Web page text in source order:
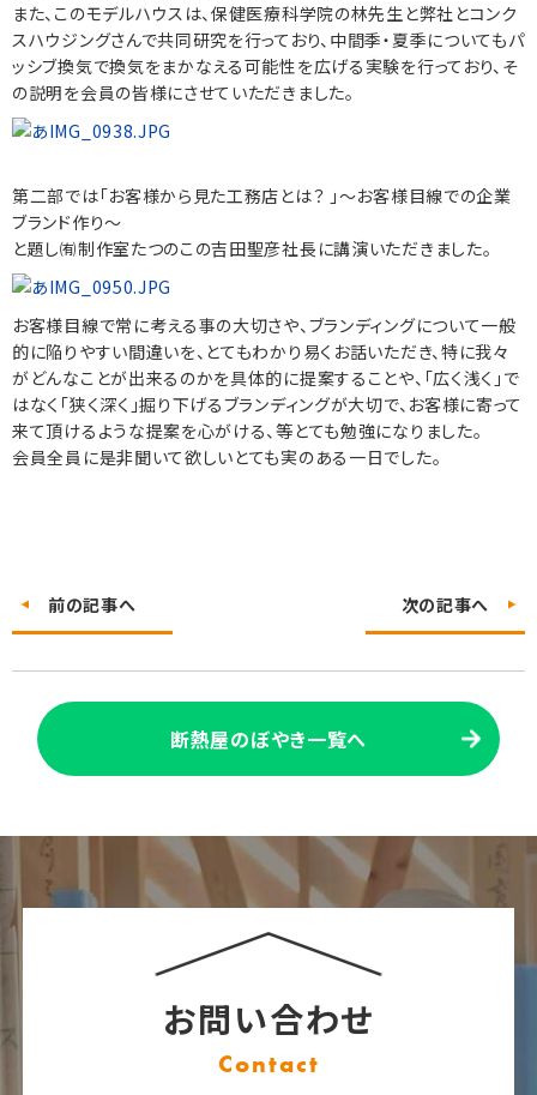
また、このモデルハウスは、保健医療科学院の林先生と弊社とコンク
スハウジングさんで共同研究を行っており、中間季・夏季についてもパ
ッシブ換気で換気をまかなえる可能性を広げる実験を行っており、そ
の説明を会員の皆様にさせていただきました。
第二部では「お客様から見た工務店とは？ 」～お客様目線での企業
ブランド作り～
と題し㈲制作室たつのこの吉田聖彦社長に講演いただきました。
お客様目線で常に考える事の大切さや、ブランディングについて一般
的に陥りやすい間違いを、とてもわかり易くお話いただき、特に我々
がどんなことが出来るのかを具体的に提案することや、「広く浅く」で
はなく「狭く深く」掘り下げるブランディングが大切で、お客様に寄って
来て頂けるような提案を心がける、等とても勉強になりました。
会員全員に是非聞いて欲しいとても実のある一日でした。
前の記事へ 次の記事へ
断熱屋のぼやき一覧へ
お問い合わせ
Contact